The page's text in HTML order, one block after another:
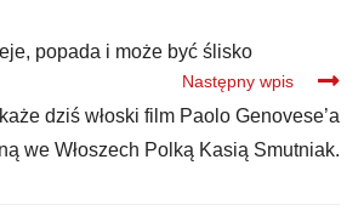
popada i może być ślisko
Następny wpis
dziś włoski film Paolo Genovese’a
we Włoszech Polką Kasią Smutniak.